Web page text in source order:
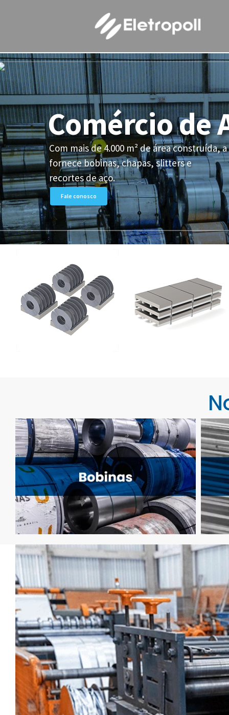
conteúdo
ELETROPOLL BANDEJAMENTOS
ELETROPOLL PAINÉIS ELÉTRICOS
ELETROPOLL COMÉRCIO DE AÇO
FALE CONOSCO
TRABALHE CONOSCO
PORTUGUÊS DO BRASIL
ENGLISH
ESPAÑOL
Comércio de
Com mais de 4.000 m² de área construída,
fornece bobinas, chapas, slitters e
recortes de aço.
Fale conosco